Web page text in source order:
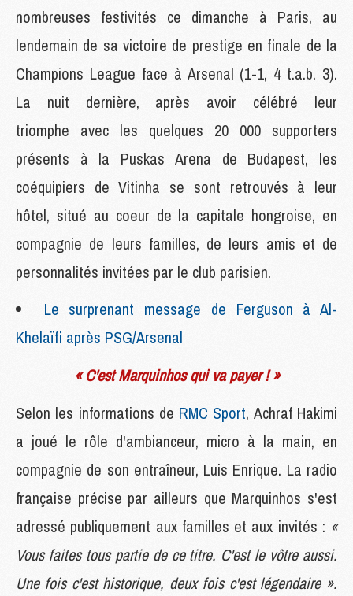
nombreuses festivités ce dimanche à Paris, au
lendemain de sa victoire de prestige en finale de la
Champions League face à Arsenal (1-1, 4 t.a.b. 3).
La nuit dernière, après avoir célébré leur
triomphe avec les quelques 20 000 supporters
présents à la Puskas Arena de Budapest, les
coéquipiers de Vitinha se sont retrouvés à leur
hôtel, situé au coeur de la capitale hongroise, en
compagnie de leurs familles, de leurs amis et de
personnalités invitées par le club parisien.
Le surprenant message de Ferguson à Al-
Khelaïfi après PSG/Arsenal
« C'est Marquinhos qui va payer ! »
Selon les informations de RMC Sport, Achraf Hakimi
a joué le rôle d'ambianceur, micro à la main, en
compagnie de son entraîneur, Luis Enrique. La radio
française précise par ailleurs que Marquinhos s'est
adressé publiquement aux familles et aux invités : «
Vous faites tous partie de ce titre. C'est le vôtre aussi.
Une fois c'est historique, deux fois c'est légendaire ».